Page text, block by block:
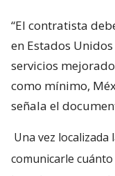
“El contratista
en Estados
servicios
como mínimo,
señala el
Una vez
comunicarle